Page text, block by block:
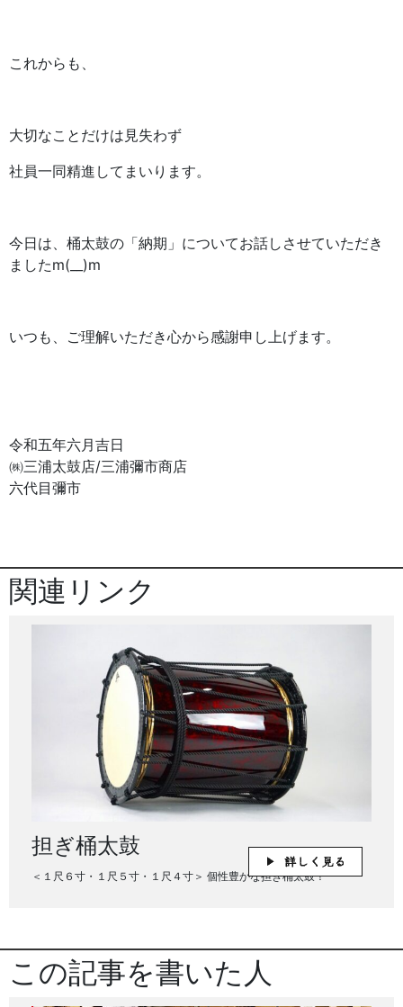
これからも、
大切なことだけは見失わず
社員一同精進してまいります。
今日は、桶太鼓の「納期」についてお話しさせていただき
ましたm(__)m
いつも、ご理解いただき心から感謝申し上げます。
令和五年六月吉日
㈱三浦太鼓店/三浦彌市商店
六代目彌市
関連リンク
担ぎ桶太鼓
＜１尺６寸・１尺５寸・１尺４寸＞ 個性豊かな担ぎ桶太鼓！
この記事を書いた人